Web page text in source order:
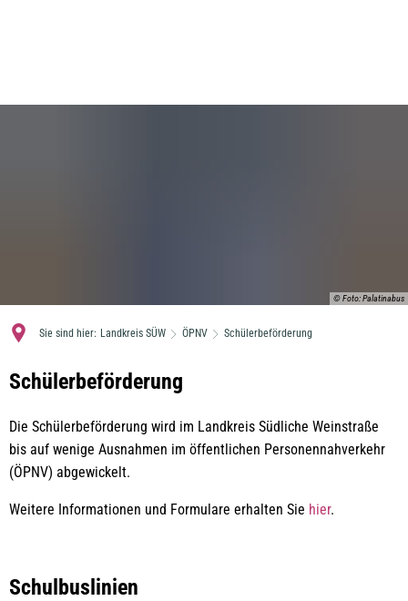
© Foto: Palatinabus
Sie sind hier: Landkreis SÜW ÖPNV Schülerbeförderung
Schülerbeförderung
Die Schülerbeförderung wird im Landkreis Südliche Weinstraße
bis auf wenige Ausnahmen im öffentlichen Personennahverkehr
(ÖPNV) abgewickelt.
Weitere Informationen und Formulare erhalten Sie hier.
Schulbuslinien